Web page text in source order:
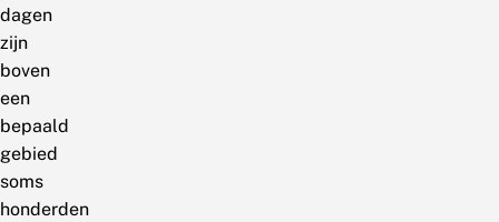
dagen
zijn
boven
een
bepaald
gebied
soms
honderden